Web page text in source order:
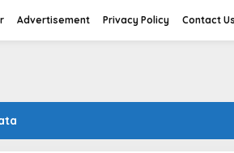
Advertisement Privacy Policy Contact Us